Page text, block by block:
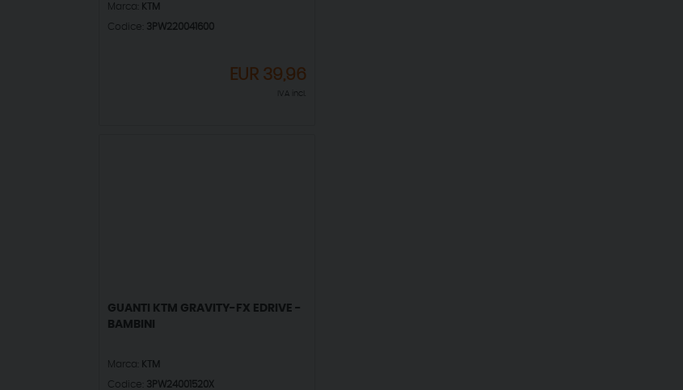
Marca: KTM
Codice: 3PW220041600
EUR 39,96
IVA incl.
GUANTI KTM GRAVITY-FX EDRIVE -
BAMBINI
Marca: KTM
Codice: 3PW24001520X